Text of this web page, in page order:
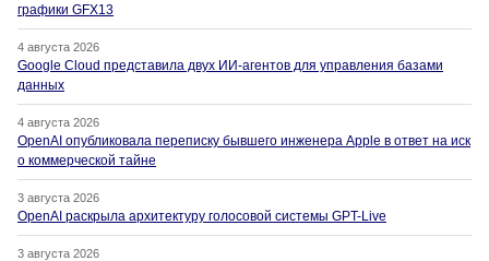
графики GFX13
4 августа 2026
Google Cloud представила двух ИИ-агентов для управления базами
данных
4 августа 2026
OpenAI опубликовала переписку бывшего инженера Apple в ответ на иск
о коммерческой тайне
3 августа 2026
OpenAI раскрыла архитектуру голосовой системы GPT-Live
3 августа 2026